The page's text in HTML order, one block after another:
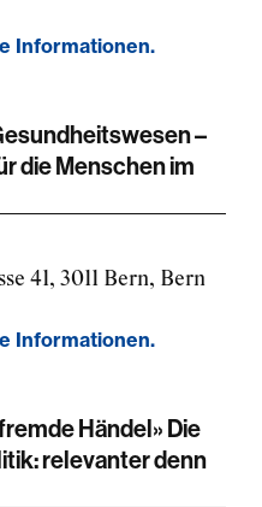
Informationen.
–
die Menschen im
41, 3011 Bern, Bern
Informationen.
Händel» Die
relevanter denn